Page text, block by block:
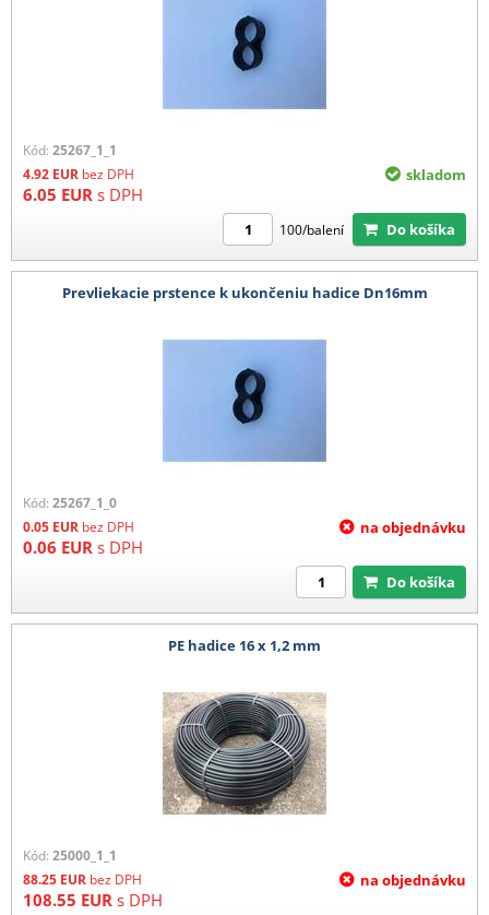
Kód: 25267_1_1
4.92 EUR bez DPH
6.05 EUR s DPH
skladom
100/balení Do košíka
Prevliekacie prstence k ukončeniu hadice Dn16mm
Kód: 25267_1_0
0.05 EUR bez DPH
0.06 EUR s DPH
na objednávku
Do košíka
PE hadice 16 x 1,2 mm
Kód: 25000_1_1
88.25 EUR bez DPH
108.55 EUR s DPH
na objednávku